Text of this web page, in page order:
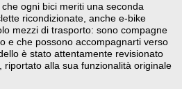
ogni bici meriti una seconda
ricondizionate, anche e-bike
mezzi di trasporto: sono compagne
e che possono accompagnarti verso
è stato attentamente revisionato
riportato alla sua funzionalità originale